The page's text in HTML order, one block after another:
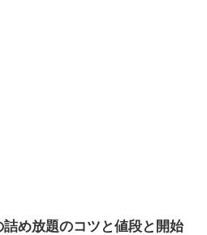
詰め放題のコツと値段と開始